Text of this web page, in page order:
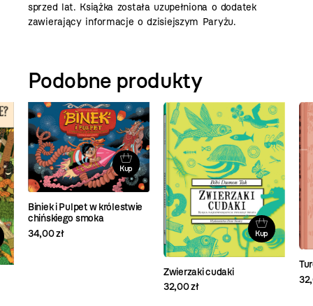
sprzed lat. Książka została uzupełniona o dodatek
zawierający informacje o dzisiejszym Paryżu.
Podobne produkty
Kup
Biniek i Pulpet w królestwie
chińskiego smoka
34,00 zł
Kup
Zwierzaki cudaki
32,00 zł